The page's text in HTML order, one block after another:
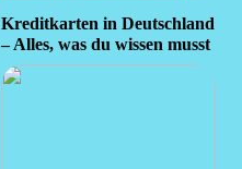
Kreditkarten in Deutschland
– Alles, was du wissen musst